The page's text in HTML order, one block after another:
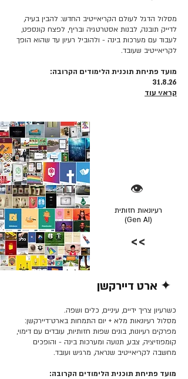
מסלול הדגל לעולם הקריאייטיב החדש: להבין בעיה,
לדייק תובנה, לבנות אסטרטגיה ובריף, לפצח קונספט,
לעבוד עם מערכות בינה - ולהוביל רעיון עד שהוא הופך
לקריאייטיב שעובד.
מועד פתיחת תוכנית הלימודים הקרובה:
31.8.26
קרא/י עוד
👁️
רעיונאות חזותית
(Gen AI)
>>
✦ ארט דיירקשן
כשרעיון צריך ידיים, עיניים, כלים ושפה.
מסלול רעיונאות מלא + יום התמחות בארט־דיירקשן:
מפרקים רעיונות, בונים שפות חזותיות, עובדים עם דימוי,
קומפוזיציה, צבע, תנועה ומערכות בינה - והופכים
מחשבה לקריאייטיב שנראה, מרגיש ועובד.
מועד פתיחת תוכנית הלימודים הקרובה: